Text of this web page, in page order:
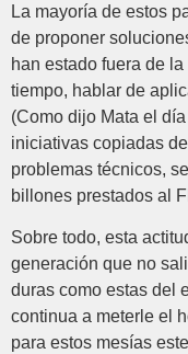
La mayoría de estos
de proponer
han estado fuera de
tiempo, hablar de
(Como dijo Mata el
iniciativas copiadas
problemas técnicos,
billones prestados al
Sobre todo, esta
generación que no
duras como estas del
continua a meterle el
para estos mesías